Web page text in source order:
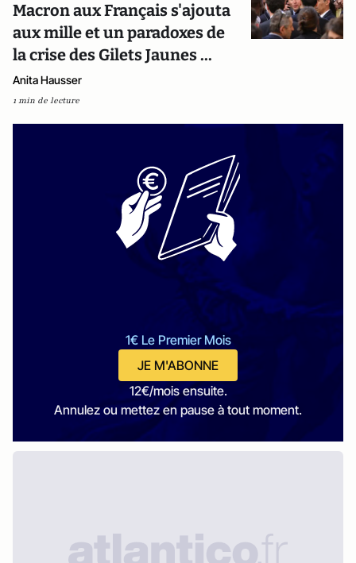
Macron aux Français s'ajouta
aux mille et un paradoxes de
la crise des Gilets Jaunes ...
Anita Hausser
1 min de lecture
1€ Le Premier Mois
JE M'ABONNE
12€/mois ensuite.
Annulez ou mettez en pause à tout moment.